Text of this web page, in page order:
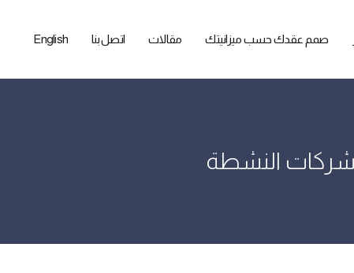
صمم عقدك حسب ميزانيتك مقالات اتصل بنا English
الشركات النشطة